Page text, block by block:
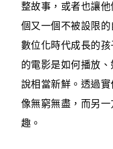
整故事，或者也讓
個又一個不被設限
數位化時代成長的
的電影是如何播放
說相當新鮮。透過
像無窮無盡，而另
趣。